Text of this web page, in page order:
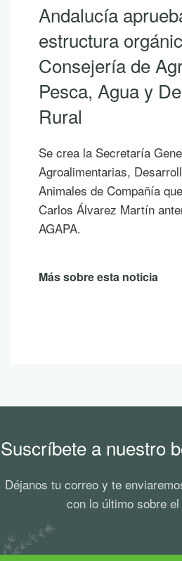
10 lecturas de
descubrir la
Andalucía con
Si hoy es uno de esos
los que ya empiezas a
publicaciones para leer
sombra de un árbol o
un atardecer en la
Suscríbete a nuestro
Déjanos tu correo y te
con lo último sobre